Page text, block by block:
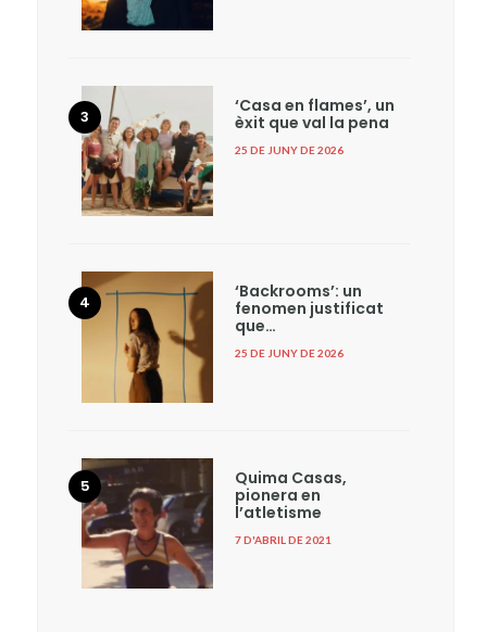
‘Casa en flames’, un
èxit que val la pena
25 DE JUNY DE 2026
‘Backrooms’: un
fenomen justificat
que…
25 DE JUNY DE 2026
Quima Casas,
pionera en
l’atletisme
7 D'ABRIL DE 2021